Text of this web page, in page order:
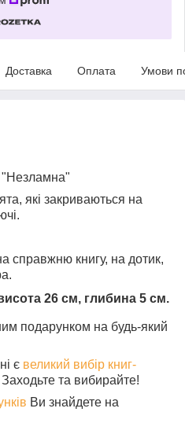
Доставка Оплата Умови
"Незламна"
які закриваються на
справжню книгу, на дотик,
26 см, глибина 5 см.
подарунком на будь-який
є великий вибір книг-
та вибирайте!
Ви знайдете на